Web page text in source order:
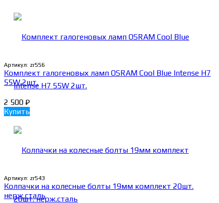
Артикул: zr556
Комплект галогеновых ламп OSRAM Cool Blue Intense H7
55W 2шт.
2 500 ₽
Купить
Артикул: zr543
Колпачки на колесные болты 19мм комплект 20шт.
нерж.сталь